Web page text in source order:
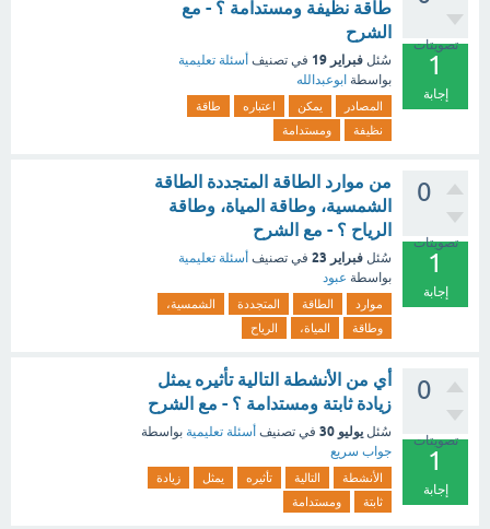
تصويتات
1
إجابة
طاقة نظيفة ومستدامة ؟ - مع
الشرح
سُئل فبراير 19 في تصنيف أسئلة تعليمية
بواسطة ابوعبدالله
المصادر يمكن اعتباره
طاقة
نظيفة
ومستدامة
0
تصويتات
1
إجابة
من موارد الطاقة المتجددة الطاقة
الشمسية، وطاقة المياة، وطاقة
الرياح ؟ - مع الشرح
سُئل فبراير 23 في تصنيف أسئلة تعليمية
بواسطة عبود
موارد الطاقة المتجددة
الشمسية،
وطاقة
المياة، الرياح
0
تصويتات
1
إجابة
أي من الأنشطة التالية تأثيره يمثل
زيادة ثابتة ومستدامة ؟ - مع الشرح
سُئل يوليو 30 في تصنيف أسئلة تعليمية بواسطة
جواب سريع
الأنشطة التالية تأثيره يمثل
زيادة
ثابتة
ومستدامة